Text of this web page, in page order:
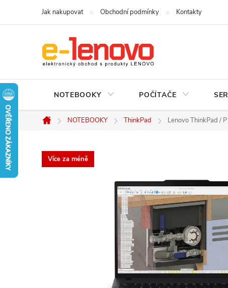
Jak nakupovat Obchodní podmínky Kontakty
NOTEBOOKY POČÍTAČE
Domů
NOTEBOOKY ThinkPad Lenovo ThinkPad /
Více za méně